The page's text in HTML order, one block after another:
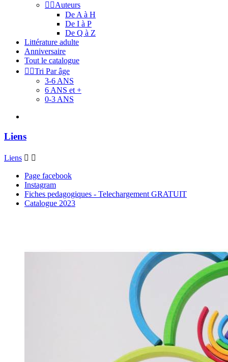
 Auteurs
De A à H
De I à P
De Q à Z
Littérature adulte
Anniversaire
Tout le catalogue
 Tri Par âge
3-6 ANS
6 ANS et +
0-3 ANS
Liens
Liens  
Page facebook
Instagram
Fiches pedagogiques - Telechargement GRATUIT
Catalogue 2023